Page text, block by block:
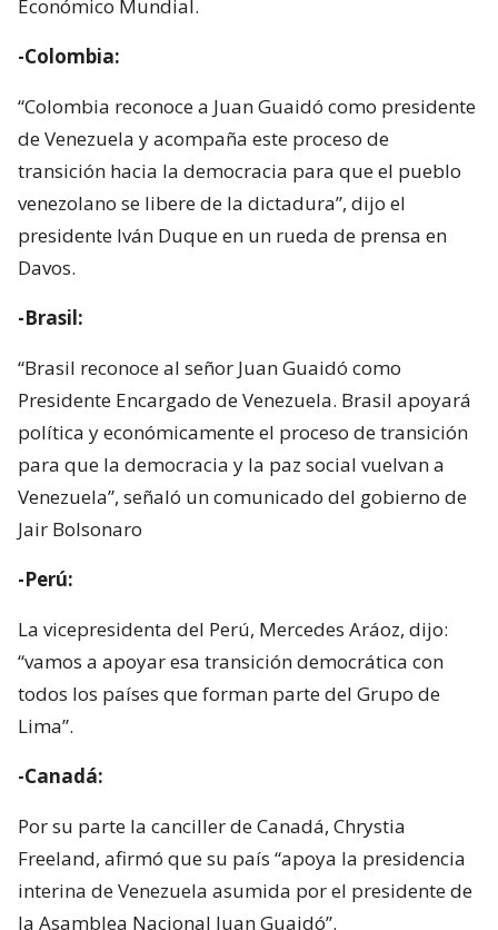
Económico Mundial.
-Colombia:
“Colombia reconoce a Juan Guaidó como presidente
de Venezuela y acompaña este proceso de
transición hacia la democracia para que el pueblo
venezolano se libere de la dictadura”, dijo el
presidente Iván Duque en un rueda de prensa en
Davos.
-Brasil:
“Brasil reconoce al señor Juan Guaidó como
Presidente Encargado de Venezuela. Brasil apoyará
política y económicamente el proceso de transición
para que la democracia y la paz social vuelvan a
Venezuela”, señaló un comunicado del gobierno de
Jair Bolsonaro
-Perú:
La vicepresidenta del Perú, Mercedes Aráoz, dijo:
“vamos a apoyar esa transición democrática con
todos los países que forman parte del Grupo de
Lima”.
-Canadá:
Por su parte la canciller de Canadá, Chrystia
Freeland, afirmó que su país “apoya la presidencia
interina de Venezuela asumida por el presidente de
la Asamblea Nacional Juan Guaidó”.